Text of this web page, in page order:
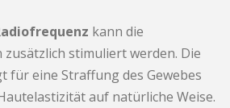
kann die
stimuliert werden. Die
für eine Straffung des Gewebes
auf natürliche Weise.